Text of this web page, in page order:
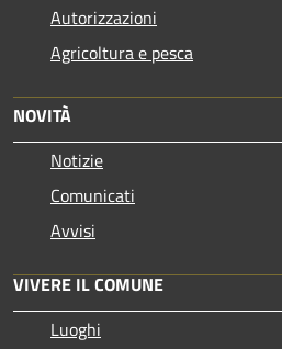
Autorizzazioni
Agricoltura e pesca
NOVITÀ
Notizie
Comunicati
Avvisi
VIVERE IL COMUNE
Luoghi